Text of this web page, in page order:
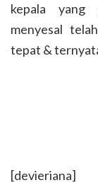
kepala yang
menyesal
tepat &
[devieriana]